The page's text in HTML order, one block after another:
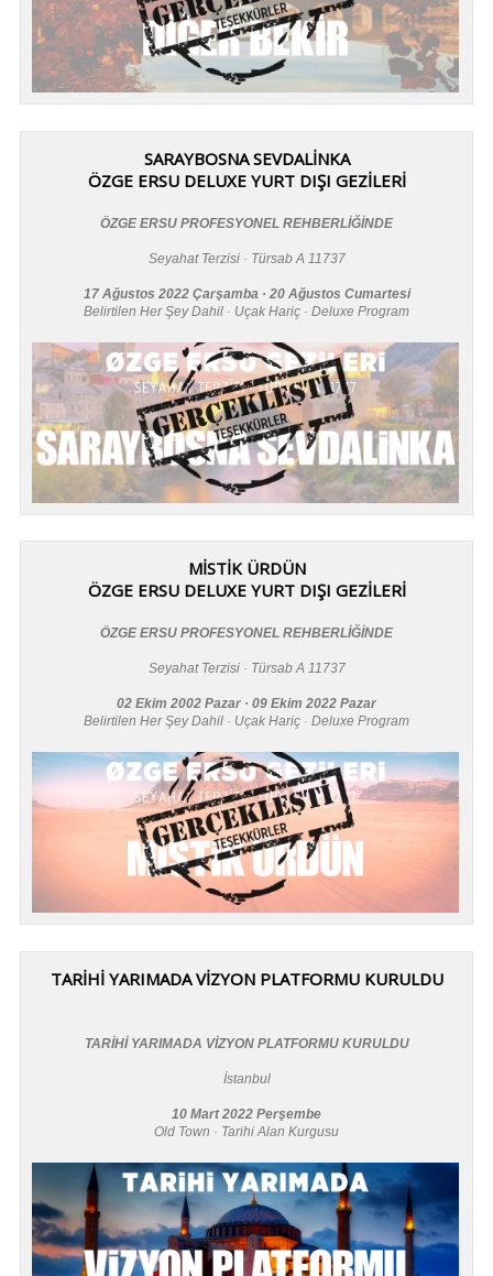
SARAYBOSNA SEVDALİNKA
ÖZGE ERSU DELUXE YURT DIŞI GEZİLERİ
ÖZGE ERSU PROFESYONEL REHBERLİĞİNDE
Seyahat Terzisi · Türsab A 11737
17 Ağustos 2022 Çarşamba · 20 Ağustos Cumartesi
Belirtilen Her Şey Dahil · Uçak Hariç · Deluxe Program
MİSTİK ÜRDÜN
ÖZGE ERSU DELUXE YURT DIŞI GEZİLERİ
ÖZGE ERSU PROFESYONEL REHBERLİĞİNDE
Seyahat Terzisi · Türsab A 11737
02 Ekim 2002 Pazar · 09 Ekim 2022 Pazar
Belirtilen Her Şey Dahil · Uçak Hariç · Deluxe Program
TARİHİ YARIMADA VİZYON PLATFORMU KURULDU
TARİHİ YARIMADA VİZYON PLATFORMU KURULDU
İstanbul
10 Mart 2022 Perşembe
Old Town · Tarihi Alan Kurgusu